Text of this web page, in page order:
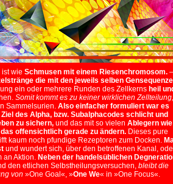
ist wie Schmusen mit einem Riesenchromosom.
die mit den jeweils selben
ein oder mehrere Runden des Zellkerns heil
Somit kommt es zu keiner wirklichen Zellteilung,
Sammelsurien. Also einfacher formuliert war es
des Alpha, bzw. Subalphacodes schlicht und
zu sichern, und das mit so vielen Ablegern wie
offensichtlich gerade zu ändern. Dieses pure
kaum noch pfundige Rezeptoren zum Docken.
und wundert sich, über den betroffenen Kanal,
an Aktion. Neben der handelsüblichen
den etlichen Selbstheilungsversuchen, bleibt die
von »One Goal«, »One We« in »One Focus«.